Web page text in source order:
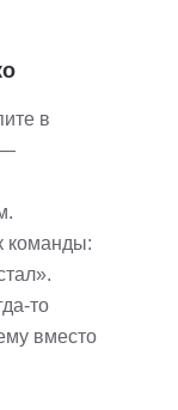
в
—
команды:
то
вместо